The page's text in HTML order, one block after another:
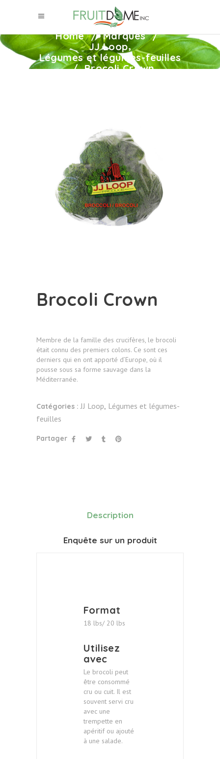
Home/Marques/
JJ Loop,
Légumes et légumes-feuilles
/Brocoli Crown
Brocoli Crown
Membre de la famille des crucifères, le brocoli
était connu des premiers colons. Ce sont ces
derniers qui en ont apporté d’Europe, où il
pousse sous sa forme sauvage dans la
Méditerranée.
Catégories :JJ Loop, Légumes et légumes-
feuilles
Partager
Description
Enquête sur un produit
Format
18 lbs/ 20 lbs
Utilisez
avec
Le brocoli peut
être consommé
cru ou cuit. Il est
souvent servi cru
avec une
trempette en
apéritif ou ajouté
à une salade.